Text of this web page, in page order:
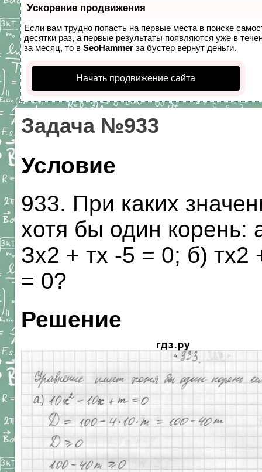
Ускорение продвижения
Если вам трудно попасть на первые места в поиске
десятки раз, а первые результаты появляются уже в
за месяц, то в SeoHammer за бустер вернут деньги.
Начать продвижение сайта
Задача №933
Условие
933. При каких
хотя бы один
Зх2 + тх -5 = 0; б)
= 0?
Решение